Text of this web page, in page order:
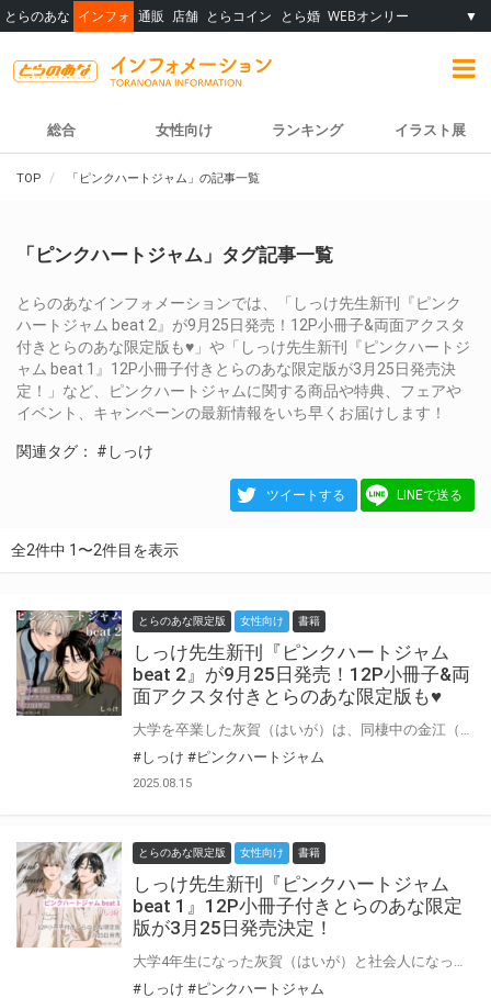
とらのあな インフォ 通販 店舗 とらコイン とら婚 WEBオンリー ▼
総合 女性向け ランキング イラスト展
TOP 「ピンクハートジャム」の記事一覧
「ピンクハートジャム」タグ記事一覧
とらのあなインフォメーションでは、「しっけ先生新刊『ピンク
ハートジャム beat 2』が9月25日発売！12P小冊子&両面アクスタ
付きとらのあな限定版も♥」や「しっけ先生新刊『ピンクハートジ
ャム beat 1』12P小冊子付きとらのあな限定版が3月25日発売決
定！」など、ピンクハートジャムに関する商品や特典、フェアや
イベント、キャンペーンの最新情報をいち早くお届けします！
関連タグ： #しっけ
ツイートする LINEで送る
全2件中 1〜2件目を表示
とらのあな限定版 女性向け 書籍
しっけ先生新刊『ピンクハートジャム
beat 2』が9月25日発売！12P小冊子&両
面アクスタ付きとらのあな限定版も♥
#しっけ #ピンクハートジャム
2025.08.15
とらのあな限定版 女性向け 書籍
しっけ先生新刊『ピンクハートジャム
beat 1』12P小冊子付きとらのあな限定
版が3月25日発売決定！
#しっけ #ピンクハートジャム